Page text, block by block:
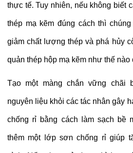
thực tế. Tuy nhiên, nếu không biết
thép mạ kẽm đúng cách thì
giảm chất lượng thép và phá hủy
quản thép hộp mạ kẽm như thế nào
Tạo một màng chắn vững chãi
nguyên liệu khỏi các tác nhân gây
chống rỉ bằng cách làm sạch bề
thêm một lớp sơn chống rỉ giúp